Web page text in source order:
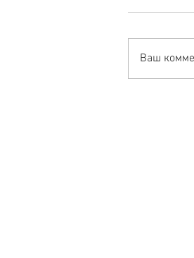
Ваш